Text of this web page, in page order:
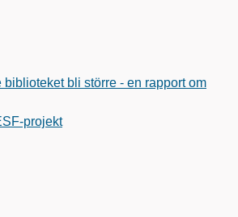
bli större - en rapport om
projekt